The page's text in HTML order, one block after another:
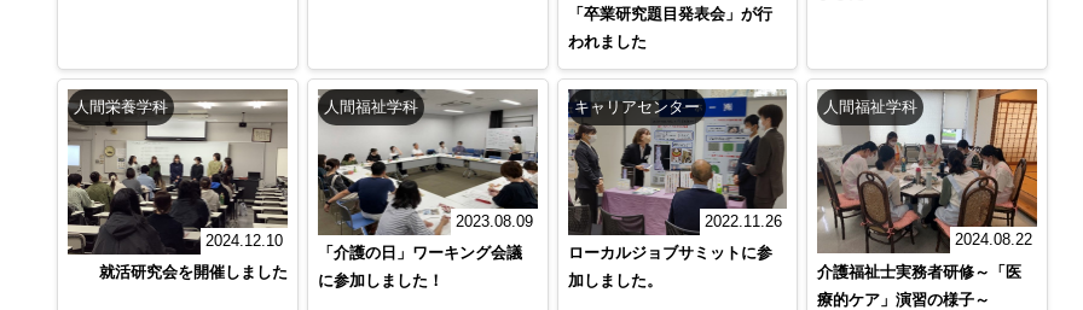
「卒業研究題目発表会」が行
われました
人間栄養学科
2024.12.10
就活研究会を開催しました
人間福祉学科
2023.08.09
「介護の日」ワーキング会議
に参加しました！
キャリアセンター
2022.11.26
ローカルジョブサミットに参
加しました。
人間福祉学科
2024.08.22
介護福祉士実務者研修～「医
療的ケア」演習の様子～